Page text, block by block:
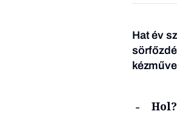
Hat év
Hol?